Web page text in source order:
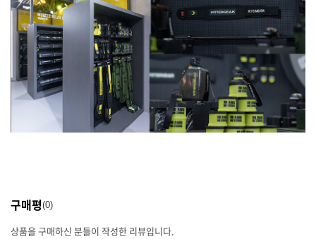
구매평 0
상품을 구매하신 분들이 작성한 리뷰입니다.